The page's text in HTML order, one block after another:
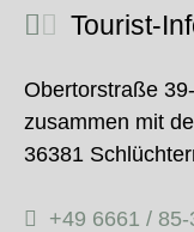
Tourist-
Obertorstraße
zusammen mit
36381
+49 6661 / 85-